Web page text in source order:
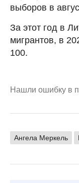
выборов в
За этот год в
мигрантов, в
100.
Нашли ошибку в
Ангела Меркель